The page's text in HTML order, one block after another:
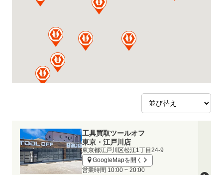
工具買取ツールオフ
東京・江戸川店
東京都江戸川区松江1丁目24-9
GoogleMapを開く
営業時間 10:00 ~ 20:00